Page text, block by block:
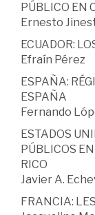
PÚBLICO EN
Ernesto
ECUADOR:
Efraín Pérez
ESPAÑA:
ESPAÑA
Fernando
ESTADOS
PÚBLICOS
RICO
Javier A.
FRANCIA: